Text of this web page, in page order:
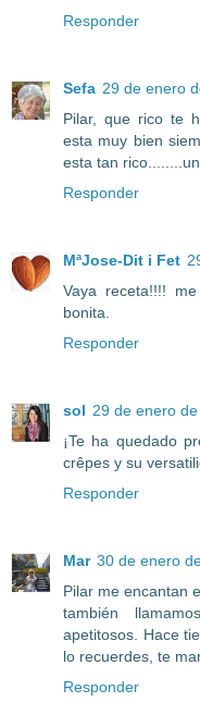
Responder
Sefa 29 de enero
Pilar, que rico te
esta muy bien
esta tan
Responder
MªJose-Dit i Fet
Vaya receta!!!!
bonita.
Responder
sol 29 de enero
¡Te ha quedado
crêpes y su
Responder
Mar 30 de enero
Pilar me encantan
también
apetitosos. Hace
lo recuerdes, te
Responder